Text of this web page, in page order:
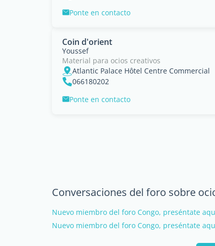
Ponte en contacto
Coin d'orient
Youssef
Material para ocios creativos
Atlantic Palace Hôtel Centre Commercial
066180202
Ponte en contacto
Conversaciones del foro sobre
Nuevo miembro del foro Congo, preséntate
Nuevo miembro del foro Congo, preséntate